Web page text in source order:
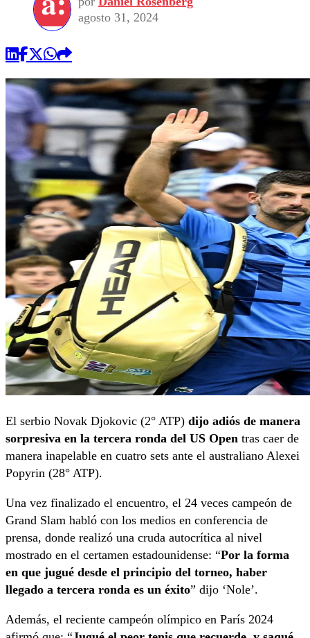
agosto 31, 2024
El serbio Novak Djokovic (2° ATP) dijo adiós de manera
sorpresiva en la tercera ronda del US Open tras caer de
manera inapelable en cuatro sets ante el australiano Alexei
Popyrin (28° ATP).
Una vez finalizado el encuentro, el 24 veces campeón de
Grand Slam habló con los medios en conferencia de
prensa, donde realizó una cruda autocrítica al nivel
mostrado en el certamen estadounidense: “Por la forma
en que jugué desde el principio del torneo, haber
llegado a tercera ronda es un éxito” dijo ‘Nole’.
Además, el reciente campeón olímpico en París 2024